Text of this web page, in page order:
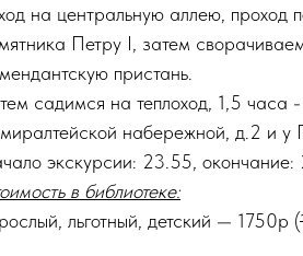
на центральную аллею, проход
Петру I, затем
пристань.
садимся на теплоход, 1,5 часа
набережной, д.2 и у
экскурсии: 23.55,
в библиотеке:
льготный, детский — 1750р (